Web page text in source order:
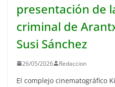
presentación de
criminal de
Susi Sánchez
26/05/2026 Redaccion
El complejo cinematográfico